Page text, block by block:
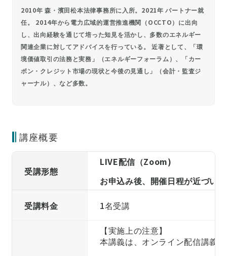
2010年 森・濱田松本法律事務所に入所。2021年 パートナー就
任。 2014年から電力広域的運営推進機関（OCCTO）に出向
し、出向経験を通じて培った知見を活かし、多数のエネルギー
関連企業に対してアドバイスを行っている。 近著として、「環
境価値取引の法務と実務」（エネルギーフォーラム）、「カー
ボン・クレジット市場の現状と今後の見通し」（会計・監査ジ
ャーナル）、など多数。
講座概要
受講形態
LIVE配信（Zoom)
お申込み後、開催日程が近づい
受講料金 1名受講
【実施上の注意】
本講義は、オンライン配信講義